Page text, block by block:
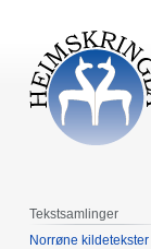
Tekstsamlinger
Norrøne kildetekster